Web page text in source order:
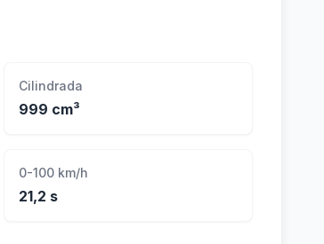
Cilindrada
999 cm³
0-100 km/h
21,2 s